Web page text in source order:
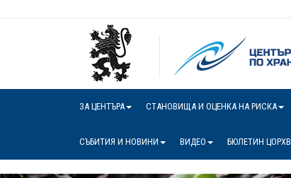
ЗА ЦЕНТЪРА СТАНОВИЩА И ОЦЕНКА НА РИСКА
СЪБИТИЯ И НОВИНИ ВИДЕО БЮЛЕТИН ЦОРХВ